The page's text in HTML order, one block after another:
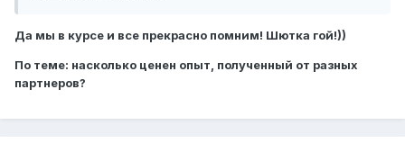
Да мы в курсе и все прекрасно помним! Шютка гой!))
По теме: насколько ценен опыт, полученный от разных
партнеров?